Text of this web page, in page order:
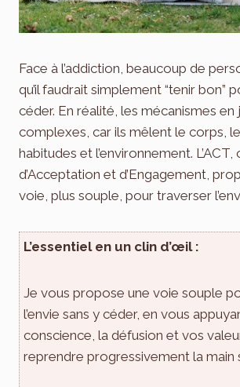
Face à l’addiction, beaucoup de
qu’il faudrait simplement “tenir bon”
céder. En réalité, les mécanismes en
complexes, car ils mêlent le corps,
habitudes et l’environnement.
d’Acceptation et d’Engagement,
voie, plus souple, pour traverser
L’essentiel en un clin d’œil :
Je vous propose une voie souple
l’envie sans y céder, en vous
conscience, la défusion et vos
reprendre progressivement la main